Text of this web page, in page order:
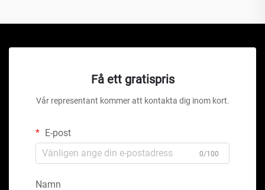
Få ett gratispris
Vår representant kommer att kontakta dig inom kort.
E-post
0/100
Namn